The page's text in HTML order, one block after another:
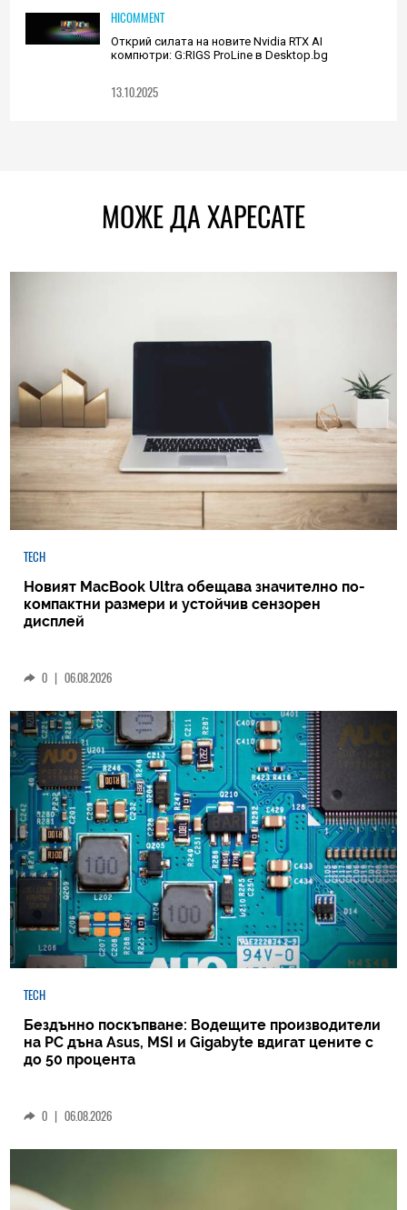
HICOMMENT
Открий силата на новите Nvidia RTX AI
компютри: G:RIGS ProLine в Desktop.bg
13.10.2025
МОЖЕ ДА ХАРЕСАТЕ
TECH
Новият MacBook Ultra обещава значително по-
компактни размери и устойчив сензорен
дисплей
0 | 06.08.2026
TECH
Бездънно поскъпване: Водещите производители
на РС дъна Asus, MSI и Gigabyte вдигат цените с
до 50 процента
0 | 06.08.2026